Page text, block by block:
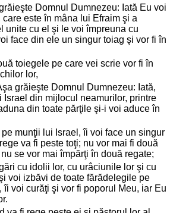
Domnul Dumnezeu: Iată Eu voi
care este în mâna lui Efraim şi a
unite cu el şi le voi împreuna cu
face din ele un singur toiag şi vor fi în
toiegele pe care vei scrie vor fi în
lor,
grăieşte Domnul Dumnezeu: Iată,
Israel din mijlocul neamurilor, printre
din toate părţile şi-i voi aduce în
pe munţii lui Israel, îi voi face un singur
va fi peste toţi; nu vor mai fi două
se vor mai împărţi în două regate;
cu idolii lor, cu urâciunile lor şi cu
voi izbăvi de toate fărădelegile pe
îi voi curăţi şi vor fi poporul Meu, iar Eu